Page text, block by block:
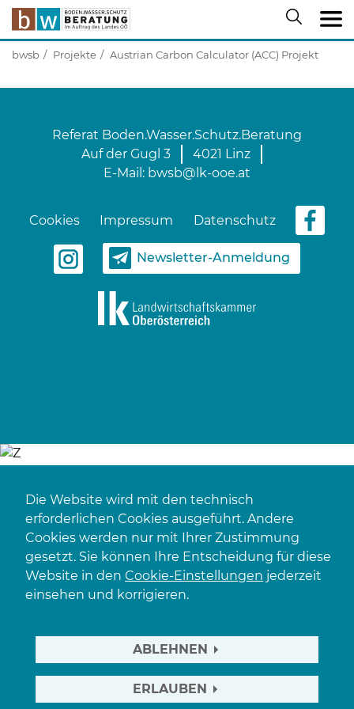
Skip to main content
bwsb Projekte Austrian Carbon Calculator (ACC) Projekt
Referat Boden.Wasser.Schutz.Beratung
Auf der Gugl 3
4021 Linz
E-Mail: bwsb@lk-ooe.at
Cookies Impressum Datenschutz
Newsletter-Anmeldung
Die Website wird mit den technisch
erforderlichen Cookies ausgeführt. Andere
Cookies werden nur mit Ihrer Zustimmung
gesetzt. Sie können Ihre Entscheidung für diese
Website in den Cookie-Einstellungen jederzeit
einsehen und korrigieren.
ABLEHNEN
ERLAUBEN